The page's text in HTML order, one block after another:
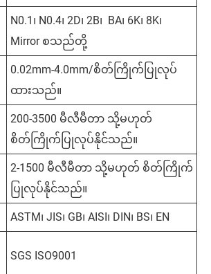
N0.1၊ N0.4၊ 2D၊ 2B၊ BA၊ 6K၊ 8K၊
Mirror စသည်တို့
0.02mm-4.0mm/စိတ်ကြိုက်ပြုလုပ်
ထားသည်။
200-3500 မီလီမီတာ သို့မဟုတ်
စိတ်ကြိုက်ပြုလုပ်နိုင်သည်။
2-1500 မီလီမီတာ သို့မဟုတ် စိတ်ကြိုက်
ပြုလုပ်နိုင်သည်။
ASTM၊ JIS၊ GB၊ AISI၊ DIN၊ BS၊ EN
SGS ISO9001